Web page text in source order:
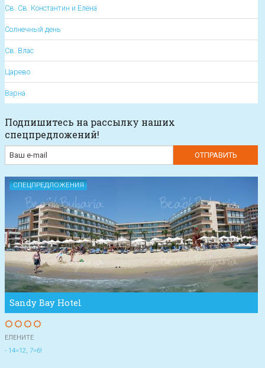
Св. Св. Константин и Елена
Солнечный день
Св. Влас
Царево
Варна
Подпишитесь на рассылку наших
спецпредложений!
СПЕЦПРЕДЛОЖЕНИЯ
Sandy Bay Hotel
ЕЛЕНИТЕ
- 14=12, 7=6!